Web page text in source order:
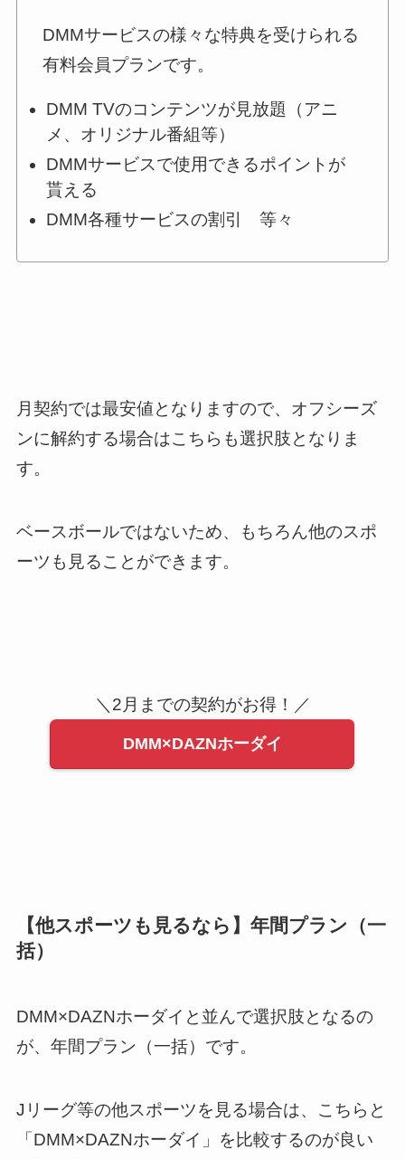
DMMサービスの様々な特典を受けられる
有料会員プランです。
DMM TVのコンテンツが見放題（アニ
メ、オリジナル番組等）
DMMサービスで使用できるポイントが
貰える
DMM各種サービスの割引 等々
月契約では最安値となりますので、オフシーズ
ンに解約する場合はこちらも選択肢となりま
す。
ベースボールではないため、もちろん他のスポ
ーツも見ることができます。
＼2月までの契約がお得！／
DMM×DAZNホーダイ
【他スポーツも見るなら】年間プラン（一
括）
DMM×DAZNホーダイと並んで選択肢となるの
が、年間プラン（一括）です。
Jリーグ等の他スポーツを見る場合は、こちらと
「DMM×DAZNホーダイ」を比較するのが良い